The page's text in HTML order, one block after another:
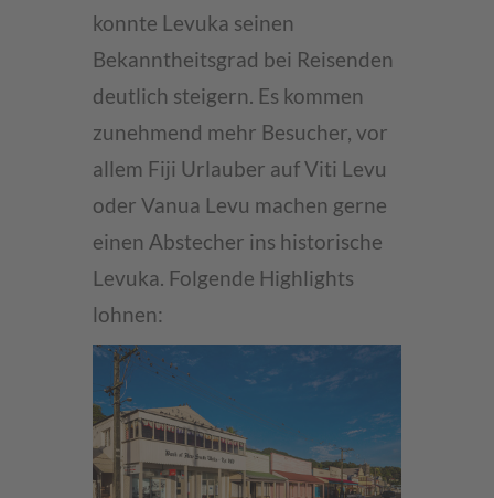
konnte Levuka seinen
Bekanntheitsgrad bei Reisenden
deutlich steigern. Es kommen
zunehmend mehr Besucher, vor
allem Fiji Urlauber auf Viti Levu
oder Vanua Levu machen gerne
einen Abstecher ins historische
Levuka. Folgende Highlights
lohnen: